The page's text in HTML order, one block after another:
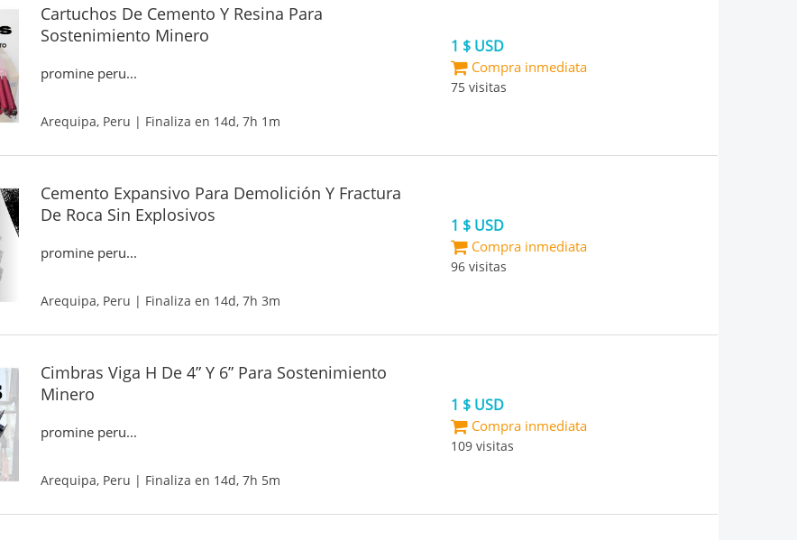
Cartuchos De Cemento Y Resina Para
Sostenimiento Minero
promine peru...
Arequipa, Peru | Finaliza en 14d, 7h 1m
1 $ USD
Compra inmediata
75 visitas
Cemento Expansivo Para Demolición Y Fractura
De Roca Sin Explosivos
promine peru...
Arequipa, Peru | Finaliza en 14d, 7h 3m
1 $ USD
Compra inmediata
96 visitas
Cimbras Viga H De 4” Y 6” Para Sostenimiento
Minero
promine peru...
Arequipa, Peru | Finaliza en 14d, 7h 5m
1 $ USD
Compra inmediata
109 visitas